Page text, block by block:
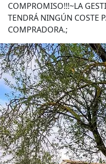
COMPROMISO!!!~LA
TENDRÁ NINGÚN COSTE
COMPRADORA.;